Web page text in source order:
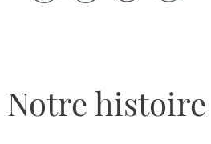
Notre histoire